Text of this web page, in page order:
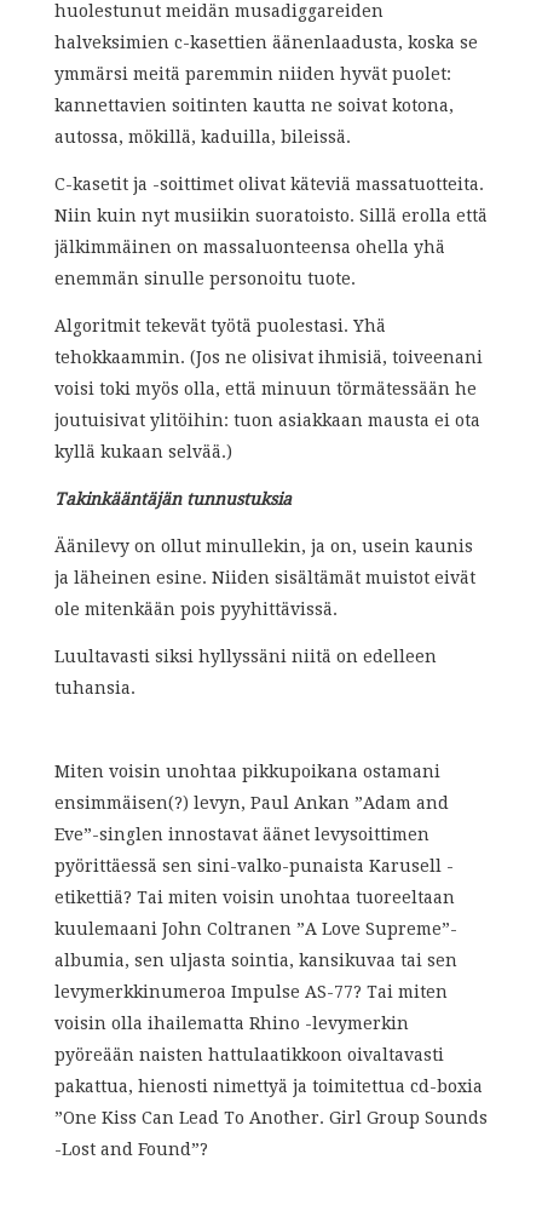
huolestunut meidän musadiggareiden
halveksimien c-kasettien äänenlaadusta, koska se
ymmärsi meitä paremmin niiden hyvät puolet:
kannettavien soitinten kautta ne soivat kotona,
autossa, mökillä, kaduilla, bileissä.
C-kasetit ja -soittimet olivat käteviä massatuotteita.
Niin kuin nyt musiikin suoratoisto. Sillä erolla että
jälkimmäinen on massaluonteensa ohella yhä
enemmän sinulle personoitu tuote.
Algoritmit tekevät työtä puolestasi. Yhä
tehokkaammin. (Jos ne olisivat ihmisiä, toiveenani
voisi toki myös olla, että minuun törmätessään he
joutuisivat ylitöihin: tuon asiakkaan mausta ei ota
kyllä kukaan selvää.)
Takinkääntäjän tunnustuksia
Äänilevy on ollut minullekin, ja on, usein kaunis
ja läheinen esine. Niiden sisältämät muistot eivät
ole mitenkään pois pyyhittävissä.
Luultavasti siksi hyllyssäni niitä on edelleen
tuhansia.
Miten voisin unohtaa pikkupoikana ostamani
ensimmäisen(?) levyn, Paul Ankan ”Adam and
Eve”-singlen innostavat äänet levysoittimen
pyörittäessä sen sini-valko-punaista Karusell -
etikettiä? Tai miten voisin unohtaa tuoreeltaan
kuulemaani John Coltranen ”A Love Supreme”-
albumia, sen uljasta sointia, kansikuvaa tai sen
levymerkkinumeroa Impulse AS-77? Tai miten
voisin olla ihailematta Rhino -levymerkin
pyöreään naisten hattulaatikkoon oivaltavasti
pakattua, hienosti nimettyä ja toimitettua cd-boxia
”One Kiss Can Lead To Another. Girl Group Sounds
-Lost and Found”?